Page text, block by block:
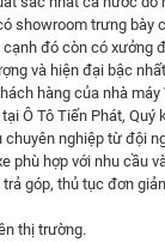
showroom trưng bày
đó còn có xưởng
và hiện đại bậc
hàng của nhà máy
tại Ô Tô Tiến Phát,
chuyên nghiệp từ đội
phù hợp với nhu cầu
góp, thủ tục đơn
thị trường.